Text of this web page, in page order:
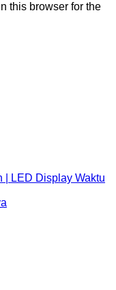
this browser for the
| LED Display Waktu